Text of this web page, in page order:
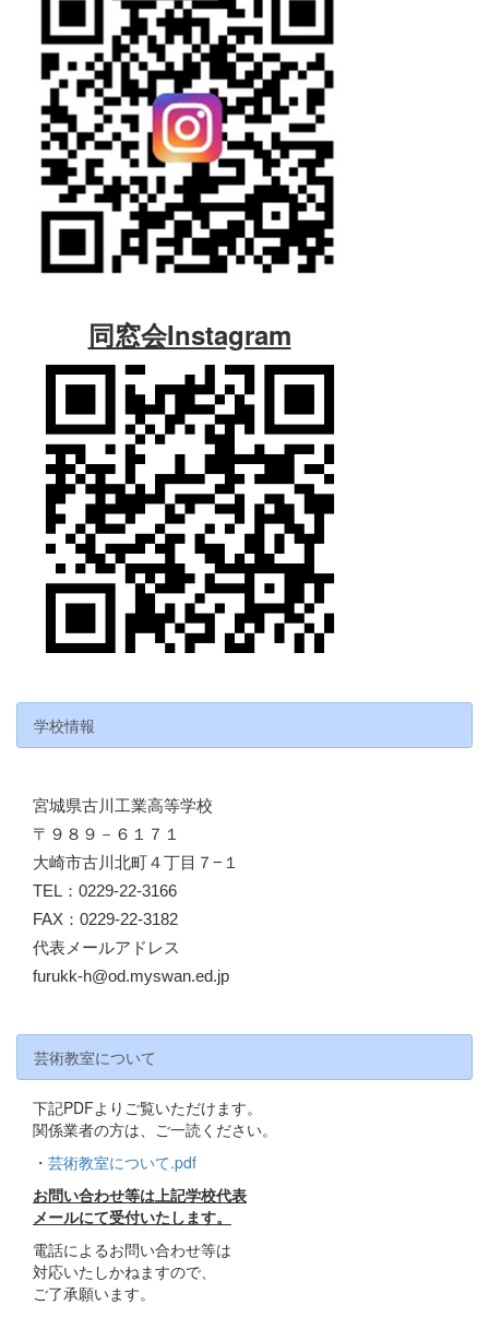
同窓会Instagram
学校情報
宮城県古川工業高等学校
〒９８９－６１７１
大崎市古川北町４丁目７−１
TEL：0229-22-3166
FAX：0229-22-3182
代表メールアドレス
furukk-h@od.myswan.ed.jp
芸術教室について
下記PDFよりご覧いただけます。
関係業者の方は、ご一読ください。
・ 芸術教室について.pdf
お問い合わせ等は上記学校代表
メールにて受付いたします。
電話によるお問い合わせ等は
対応いたしかねますので、
ご了承願います。